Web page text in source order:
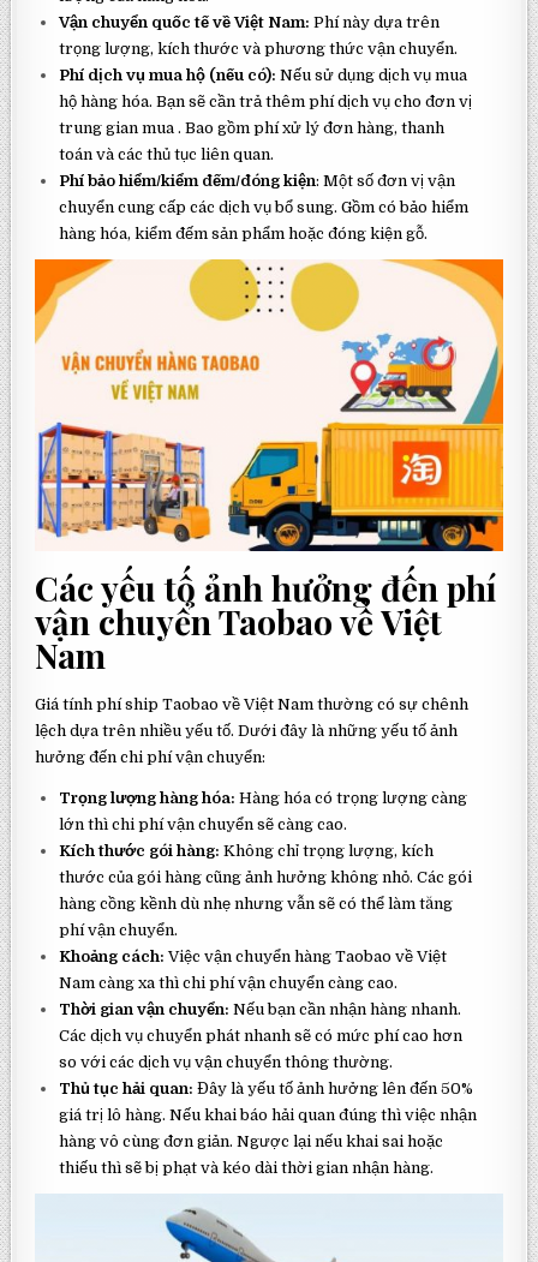
Vận chuyển quốc tế về Việt Nam:Phí này dựa trên
trọng lượng, kích thước và phương thức vận chuyển.
Phí dịch vụ mua hộ (nếu có):Nếu sử dụng dịch vụ mua
hộ hàng hóa. Bạn sẽ cần trả thêm phí dịch vụ cho đơn vị
trung gian mua . Bao gồm phí xử lý đơn hàng, thanh
toán và các thủ tục liên quan.
Phí bảo hiểm/kiểm đếm/đóng kiện: Một số đơn vị vận
chuyển cung cấp các dịch vụ bổ sung. Gồm có bảo hiểm
hàng hóa, kiểm đếm sản phẩm hoặc đóng kiện gỗ.
Các yếu tố ảnh hưởng đến phí
vận chuyển Taobao về Việt
Nam
Giá tính phí ship Taobao về Việt Nam thường có sự chênh
lệch dựa trên nhiều yếu tố. Dưới đây là những yếu tố ảnh
hưởng đến chi phí vận chuyển:
Trọng lượng hàng hóa: Hàng hóa có trọng lượng càng
lớn thì chi phí vận chuyển sẽ càng cao.
Kích thước gói hàng:Không chỉ trọng lượng, kích
thước của gói hàng cũng ảnh hưởng không nhỏ. Các gói
hàng cồng kềnh dù nhẹ nhưng vẫn sẽ có thể làm tăng
phí vận chuyển.
Khoảng cách: Việc vận chuyển hàng Taobao về Việt
Nam càng xa thì chi phí vận chuyển càng cao.
Thời gian vận chuyển: Nếu bạn cần nhận hàng nhanh.
Các dịch vụ chuyển phát nhanh sẽ có mức phí cao hơn
so với các dịch vụ vận chuyển thông thường.
Thủ tục hải quan:Đây là yếu tố ảnh hưởng lên đến 50%
giá trị lô hàng. Nếu khai báo hải quan đúng thì việc nhận
hàng vô cùng đơn giản. Ngược lại nếu khai sai hoặc
thiếu thì sẽ bị phạt và kéo dài thời gian nhận hàng.